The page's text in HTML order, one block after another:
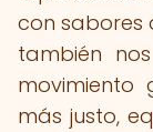
con sabores
también
movimiento
más justo,